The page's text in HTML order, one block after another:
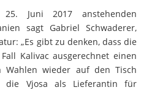
Juni 2017 anstehenden
sagt Gabriel Schwaderer,
„Es gibt zu denken, dass die
Kalivac ausgerechnet einen
Wahlen wieder auf den Tisch
die Vjosa als Lieferantin für